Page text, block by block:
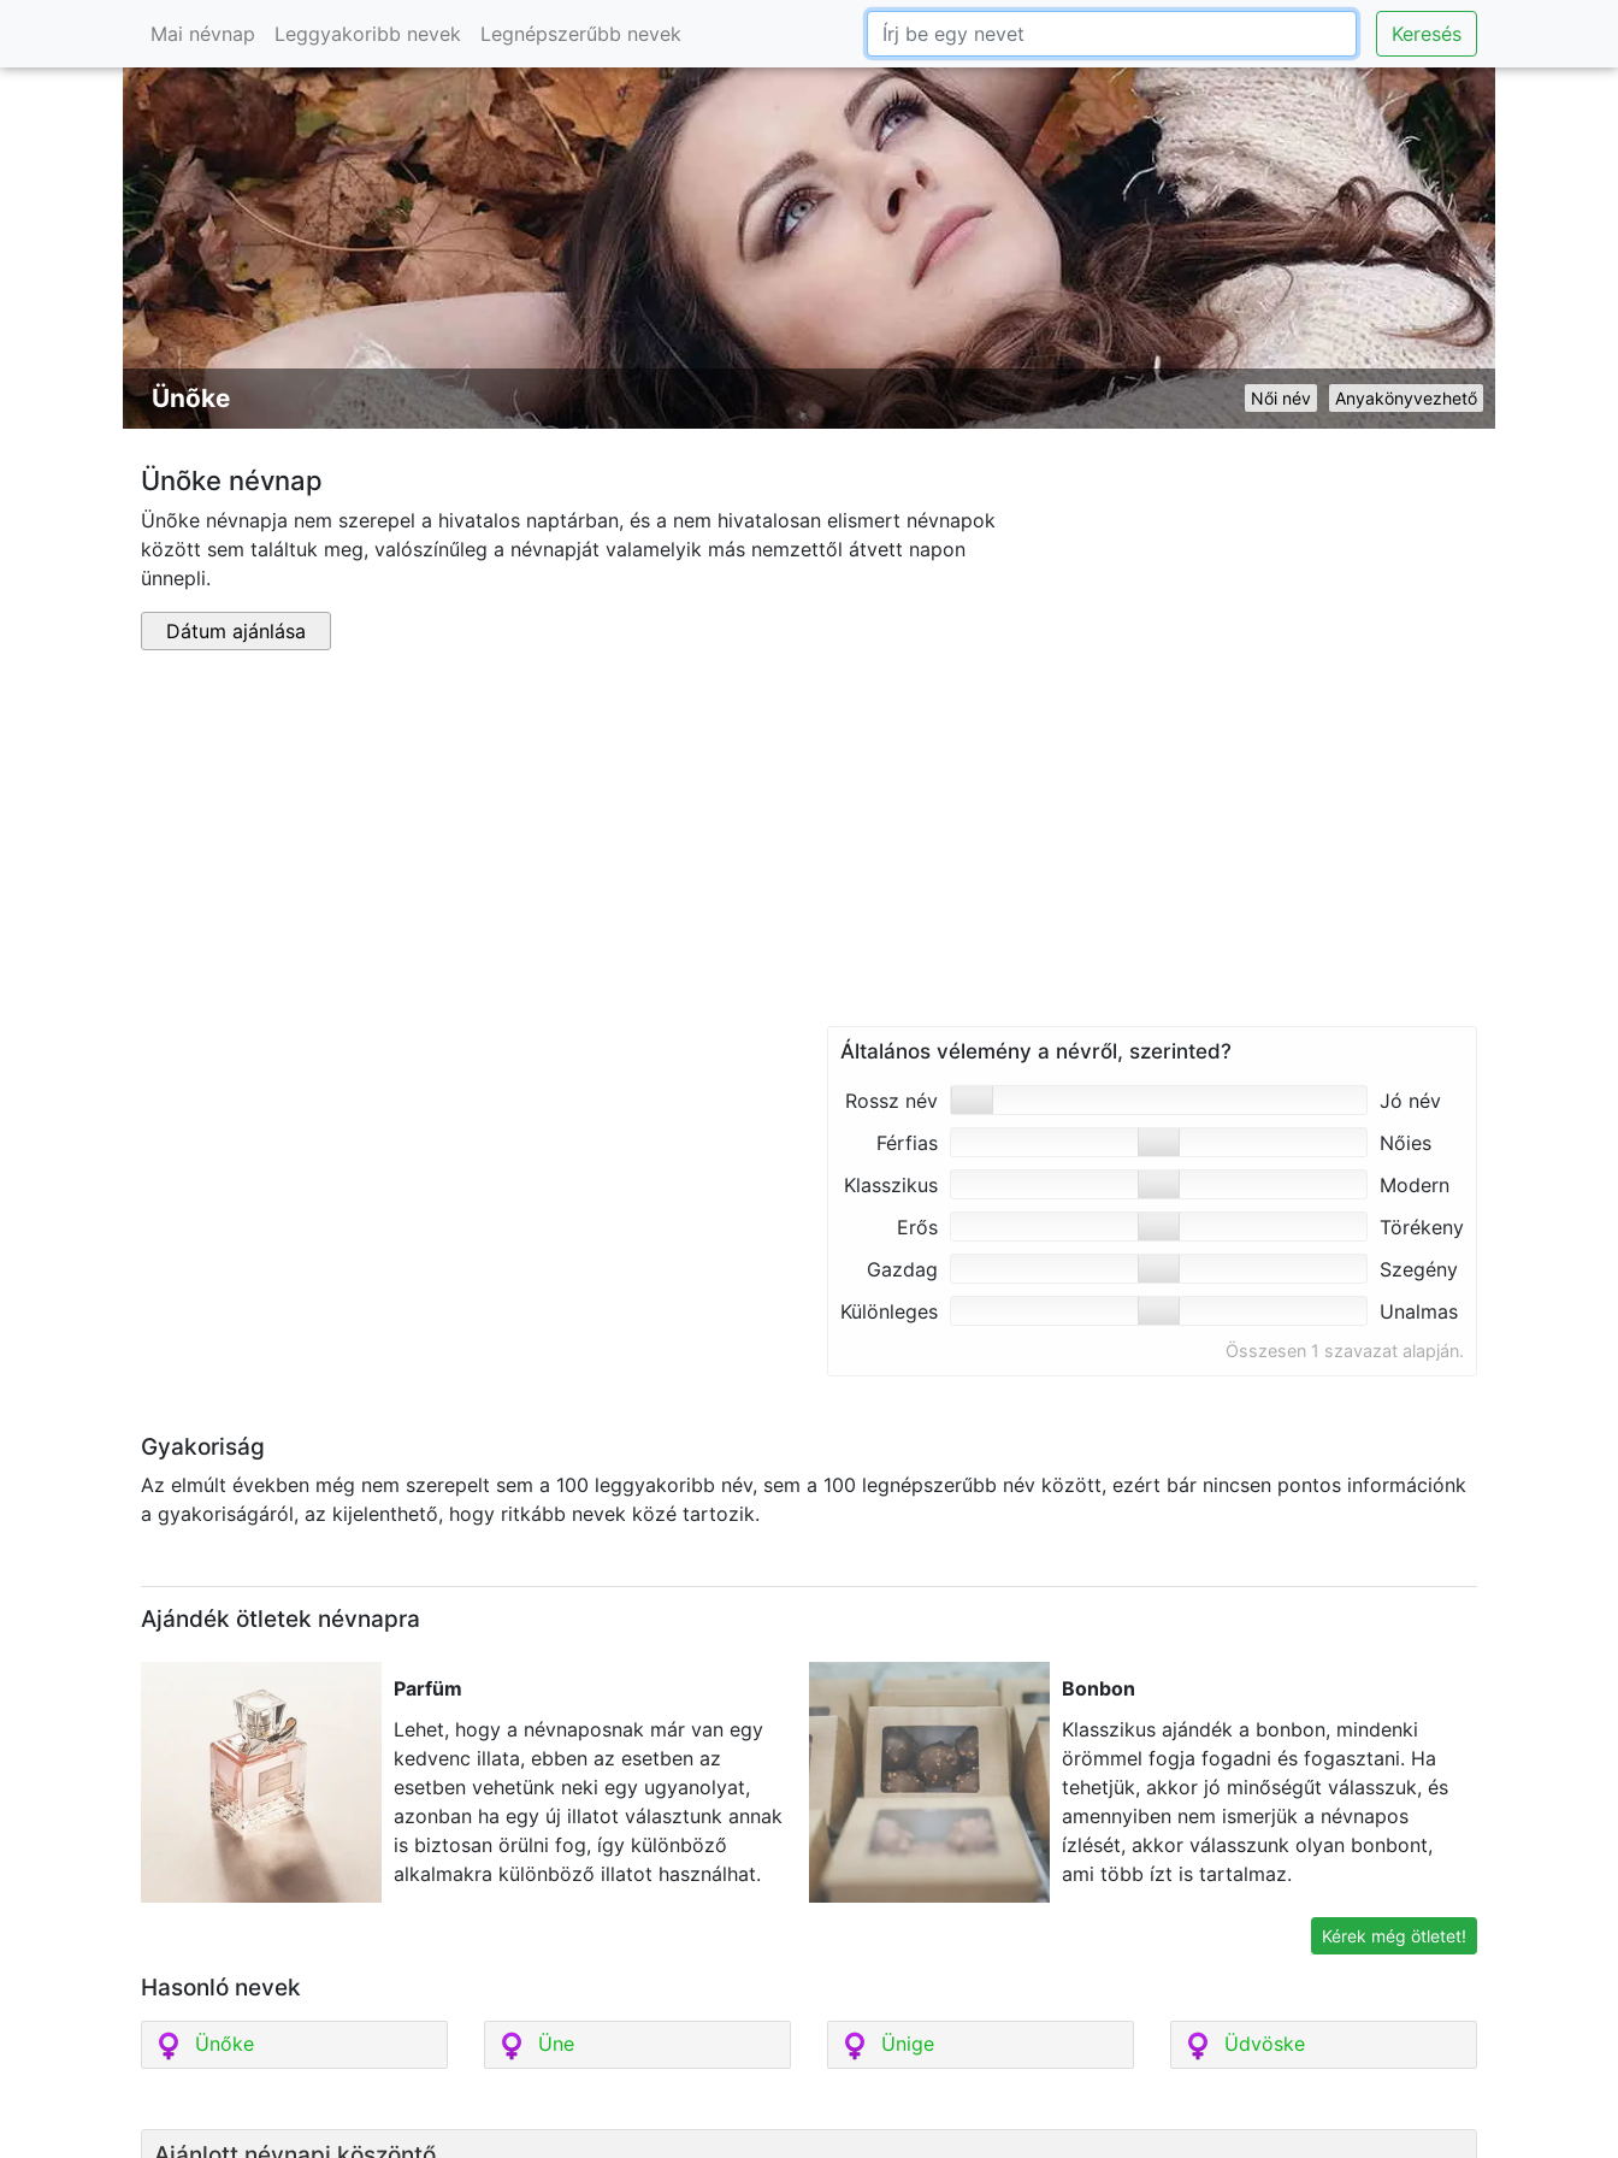
Mai névnap Leggyakoribb nevek Legnépszerűbb nevek Keresés
Anyakönyvezhető
Női név
Ünõke
Ünõke névnap
Ünõke névnapja nem szerepel a hivatalos naptárban, és a nem hivatalosan elismert névnapok
között sem találtuk meg, valószínűleg a névnapját valamelyik más nemzettől átvett napon
ünnepli.
Dátum ajánlása
Általános vélemény a névről, szerinted?
Rossz név
Jó név
Férfias
Nőies
Klasszikus
Modern
Erős
Törékeny
Gazdag
Szegény
Különleges
Unalmas
Összesen 1 szavazat alapján.
Gyakoriság
Az elmúlt években még nem szerepelt sem a 100 leggyakoribb név, sem a 100 legnépszerűbb név között, ezért bár nincsen pontos információnk
a gyakoriságáról, az kijelenthető, hogy ritkább nevek közé tartozik.
Ajándék ötletek névnapra
Parfüm
Lehet, hogy a névnaposnak már van egy
kedvenc illata, ebben az esetben az
esetben vehetünk neki egy ugyanolyat,
azonban ha egy új illatot választunk annak
is biztosan örülni fog, így különböző
alkalmakra különböző illatot használhat.
Bonbon
Klasszikus ajándék a bonbon, mindenki
örömmel fogja fogadni és fogasztani. Ha
tehetjük, akkor jó minőségűt válasszuk, és
amennyiben nem ismerjük a névnapos
ízlését, akkor válasszunk olyan bonbont,
ami több ízt is tartalmaz.
Kérek még ötletet!
Hasonló nevek
Ünőke Üne Ünige Üdvöske